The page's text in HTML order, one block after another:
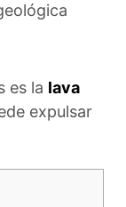
es la lava
expulsar